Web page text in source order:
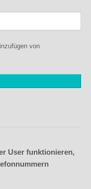
von
User funktionieren,